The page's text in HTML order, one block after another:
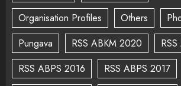
Organisation Profiles
Others
Pungava
RSS ABKM 2020
RSS ABPS 2016
RSS ABPS 2017